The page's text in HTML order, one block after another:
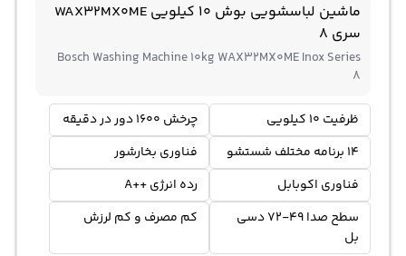
ماشین لباسشویی بوش 10 کیلویی WAX32MX0ME
سری 8
Bosch Washing Machine 10kg WAX32MX0ME Inox Series
8
ظرفیت 10 کیلویی
چرخش 1600 دور در دقیقه
14 برنامه مختلف شستشو
فناوری بخارشور
فناوری اکوبابل
رده انرژی ++A
سطح صدا 49-72 دسی
بل
کم مصرف و کم لرزش